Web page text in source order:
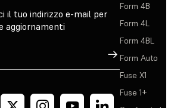
il tuo indirizzo e-mail per
aggiornamenti
Registrati
Form 4B
Form 4L
Form 4BL
Form Auto
Fuse X1
Fuse 1+